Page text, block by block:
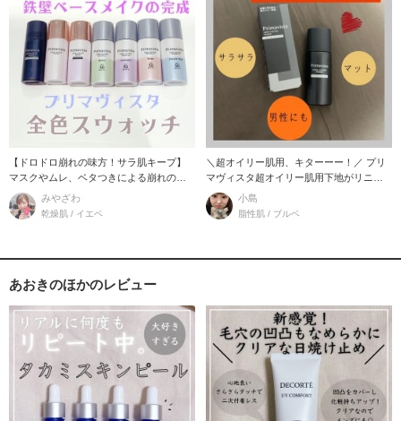
【ドロドロ崩れの味方！サラ肌キープ】
マスクやムレ、ベタつきによる崩れのお
悩みが店頭
みやざわ
乾燥肌 / イエベ
＼超オイリー肌用、キターーー！／ プリ
マヴィスタ超オイリー肌用下地がリニュ
ーアル！
小島
脂性肌 / ブルベ
あおきのほかのレビュー